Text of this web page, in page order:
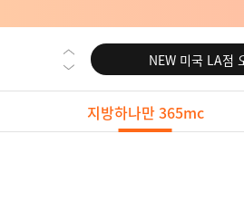
NEW 미국 LA점
NEW 부산 지방줄기세
NEW 영등포 지방줄기세
NEW 교대 지방줄기세
지방하나만 365mc